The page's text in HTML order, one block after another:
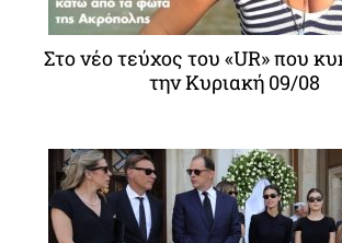
Στο νέο τεύχος του «UR» που
την Κυριακή 09/08